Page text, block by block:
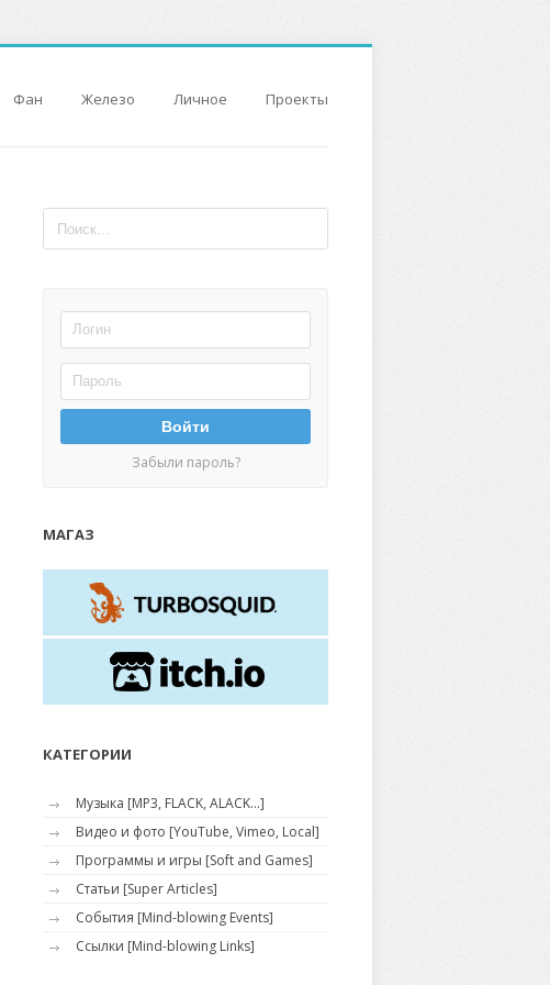
Фан Железо Личное Проекты
Войти
Забыли пароль?
МАГАЗ
КАТЕГОРИИ
Музыка [MP3, FLACK, ALACK...]
Видео и фото [YouTube, Vimeo, Local]
Программы и игры [Soft and Games]
Статьи [Super Articles]
События [Mind-blowing Events]
Ссылки [Mind-blowing Links]